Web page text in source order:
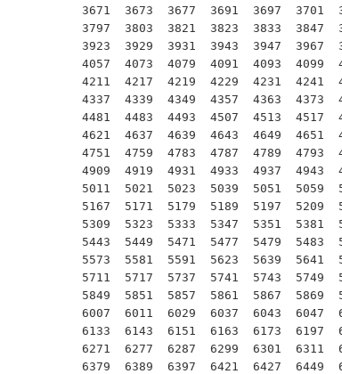
3671  3673  3677  3691  3697  3701
3797  3803  3821  3823  3833  3847
3923  3929  3931  3943  3947  3967
4057  4073  4079  4091  4093  4099
4211  4217  4219  4229  4231  4241
4337  4339  4349  4357  4363  4373
4481  4483  4493  4507  4513  4517
4621  4637  4639  4643  4649  4651
4751  4759  4783  4787  4789  4793
4909  4919  4931  4933  4937  4943
5011  5021  5023  5039  5051  5059
5167  5171  5179  5189  5197  5209
5309  5323  5333  5347  5351  5381
5443  5449  5471  5477  5479  5483
5573  5581  5591  5623  5639  5641
5711  5717  5737  5741  5743  5749
5849  5851  5857  5861  5867  5869
6007  6011  6029  6037  6043  6047
6133  6143  6151  6163  6173  6197
6271  6277  6287  6299  6301  6311
6379  6389  6397  6421  6427  6449